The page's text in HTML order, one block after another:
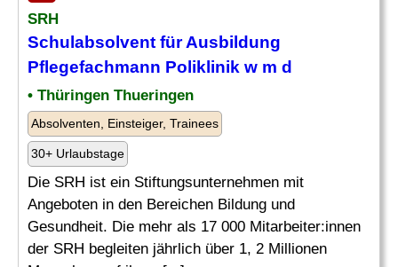
SRH
Schulabsolvent für Ausbildung
Pflegefachmann Poliklinik w m d
• Thüringen Thueringen
Absolventen, Einsteiger, Trainees
30+ Urlaubstage
Die SRH ist ein Stiftungsunternehmen mit
Angeboten in den Bereichen Bildung und
Gesundheit. Die mehr als 17 000 Mitarbeiter:innen
der SRH begleiten jährlich über 1, 2 Millionen